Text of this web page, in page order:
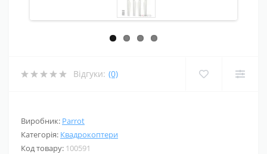
Відгуки: (0)
Виробник: Parrot
Категорія: Квадрокоптери
Код товару: 100591